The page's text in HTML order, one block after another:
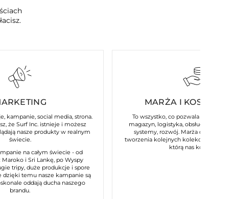
kampanie, social media, strona.
że Surf Inc. istnieje i możesz
nasze produkty w realnym
świecie.
na całym świecie - od
Maroko i Sri Lankę, po Wyspy
tripy, duże produkcje i spore
dzięki temu nasze kampanie są
oddają ducha naszego
brandu.
MARŻA I KOSZTY
To wszystko, co pozwala naszej
magazyn, logistyka, obsługa klienta,
systemy, rozwój. Marża daje nam
tworzenia kolejnych kolekcji i
którą nas kojarzysz.